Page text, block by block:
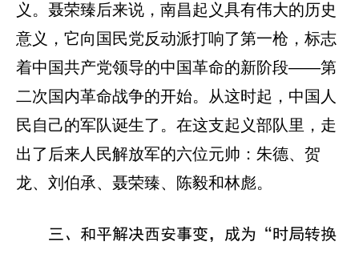
义。聂荣臻后来说，南昌起义具有伟大的历史
意义，它向国民党反动派打响了第一枪，标志
着中国共产党领导的中国革命的新阶段——第
二次国内革命战争的开始。从这时起，中国人
民自己的军队诞生了。在这支起义部队里，走
出了后来人民解放军的六位元帅：朱德、贺
龙、刘伯承、聂荣臻、陈毅和林彪。
三、和平解决西安事变，成为“时局转换